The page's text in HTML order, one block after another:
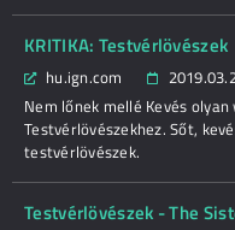
KRITIKA: Testvérlövészek
hu.ign.com
Nem lőnek mellé Kevés
Testvérlövészekhez. Sőt,
testvérlövészek.
Testvérlövészek - The